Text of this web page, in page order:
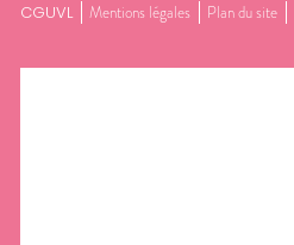
CGUVL Mentions légales Plan du site